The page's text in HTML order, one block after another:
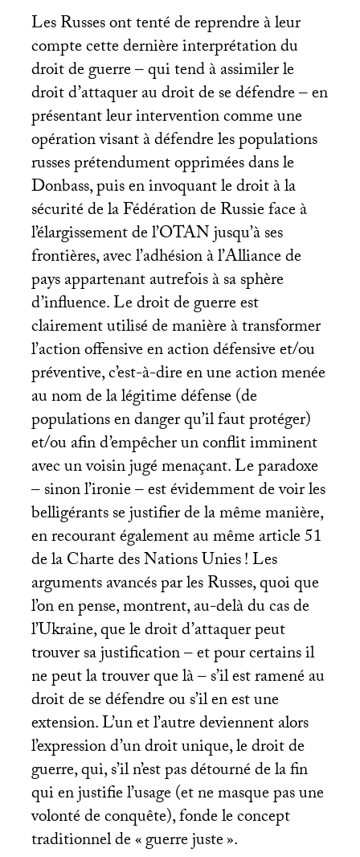
Les Russes ont tenté de reprendre à leur
compte cette dernière interprétation du
droit de guerre – qui tend à assimiler le
droit d’attaquer au droit de se défendre – en
présentant leur intervention comme une
opération visant à défendre les populations
russes prétendument opprimées dans le
Donbass, puis en invoquant le droit à la
sécurité de la Fédération de Russie face à
l’élargissement de l’OTANjusqu’à ses
frontières, avec l’adhésion à l’Alliance de
pays appartenant autrefois à sa sphère
d’influence. Le droit de guerre est
clairement utilisé de manière à transformer
l’action offensive en action défensive et/ou
préventive, c’est-à-dire en une action menée
au nom de la légitime défense (de
populations en danger qu’il faut protéger)
et/ou afin d’empêcher un conflit imminent
avec un voisin jugé menaçant. Le paradoxe
– sinon l’ironie – est évidemment de voir les
belligérants se justifier de la même manière,
en recourant également au même article 51
de la Charte des Nations Unies! Les
arguments avancés par les Russes, quoi que
l’on en pense, montrent, au-delà du cas de
l’Ukraine, que le droit d’attaquer peut
trouver sa justification – et pour certains il
ne peut la trouver que là – s’il est ramené au
droit de se défendre ou s’il en est une
extension. L’un et l’autre deviennent alors
l’expression d’un droit unique, le droit de
guerre, qui, s’il n’est pas détourné de la fin
qui en justifie l’usage (et ne masque pas une
volonté de conquête), fonde le concept
traditionnel de «guerre juste».